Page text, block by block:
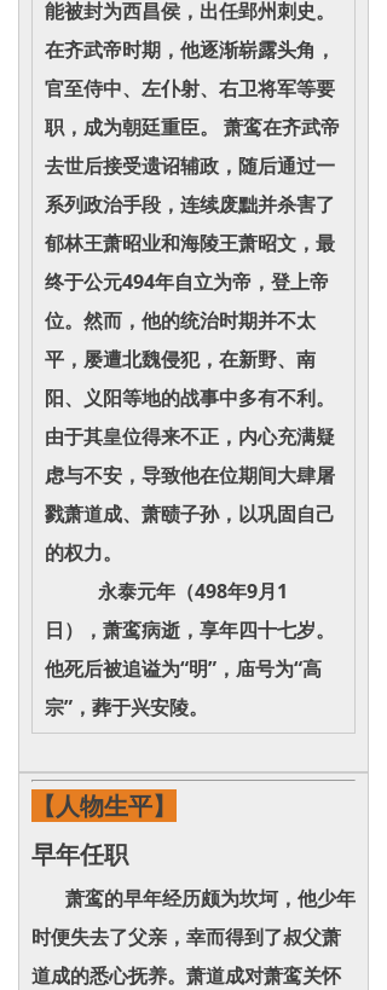
能被封为西昌侯，出任郢州刺史。
在齐武帝时期，他逐渐崭露头角，
官至侍中、左仆射、右卫将军等要
职，成为朝廷重臣。 萧鸾在齐武帝
去世后接受遗诏辅政，随后通过一
系列政治手段，连续废黜并杀害了
郁林王萧昭业和海陵王萧昭文，最
终于公元494年自立为帝，登上帝
位。然而，他的统治时期并不太
平，屡遭北魏侵犯，在新野、南
阳、义阳等地的战事中多有不利。
由于其皇位得来不正，内心充满疑
虑与不安，导致他在位期间大肆屠
戮萧道成、萧赜子孙，以巩固自己
的权力。
永泰元年（498年9月1
日），萧鸾病逝，享年四十七岁。
他死后被追谥为“明”，庙号为“高
宗”，葬于兴安陵。
【人物生平】
早年任职
萧鸾的早年经历颇为坎坷，他少年
时便失去了父亲，幸而得到了叔父萧
道成的悉心抚养。萧道成对萧鸾关怀